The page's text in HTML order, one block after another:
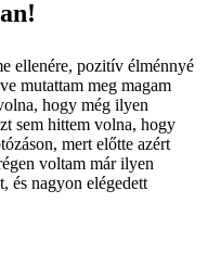
ellenére, pozitív élménnyé
mutattam meg magam
hogy még ilyen
sem hittem volna, hogy
mert előtte azért
voltam már ilyen
nagyon elégedett